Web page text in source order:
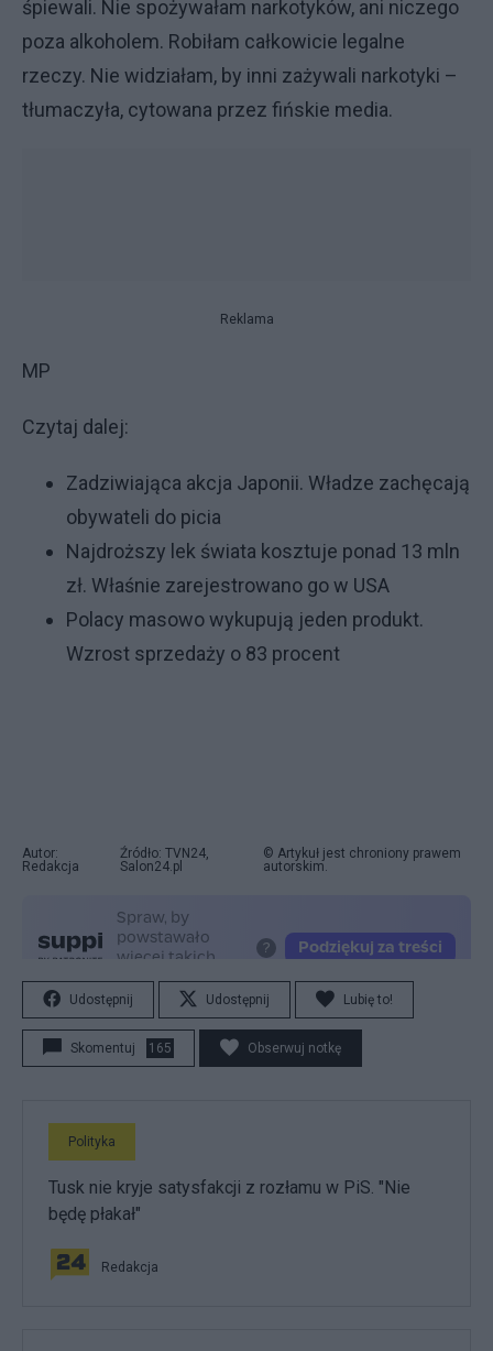
śpiewali. Nie spożywałam narkotyków, ani niczego
poza alkoholem. Robiłam całkowicie legalne
rzeczy. Nie widziałam, by inni zażywali narkotyki –
tłumaczyła, cytowana przez fińskie media.
Reklama
MP
Czytaj dalej:
Zadziwiająca akcja Japonii. Władze zachęcają
obywateli do picia
Najdroższy lek świata kosztuje ponad 13 mln
zł. Właśnie zarejestrowano go w USA
Polacy masowo wykupują jeden produkt.
Wzrost sprzedaży o 83 procent
Autor:
Redakcja
Źródło: TVN24,
Salon24.pl
© Artykuł jest chroniony prawem
autorskim.
Udostępnij Udostępnij Lubię to!
Skomentuj 165 Obserwuj notkę
Polityka
Tusk nie kryje satysfakcji z rozłamu w PiS. "Nie
będę płakał"
Redakcja